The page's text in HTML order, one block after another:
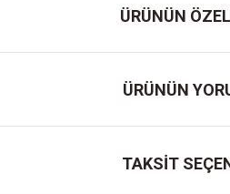
ÜRÜNÜN
ÜRÜNÜN
TAKSİT